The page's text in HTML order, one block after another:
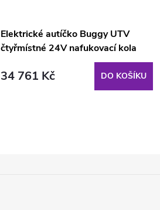
Elektrické autíčko Buggy UTV
čtyřmístné 24V nafukovací kola
34 761 Kč DO KOŠÍKU